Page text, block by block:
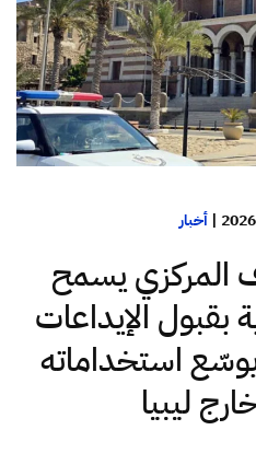
|أخبار
يسمح
بقبول الإيداعات
استخداماته
ليبيا